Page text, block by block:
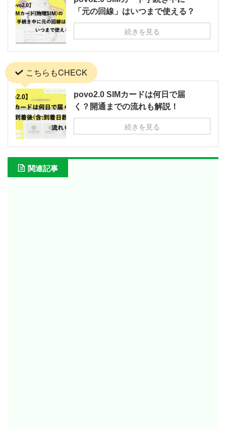
「元の回線」はいつまで使える？
続きを見る
こちらもCHECK
povo2.0 SIMカードは何日で届
く？開通までの流れも解説！
続きを見る
関連記事